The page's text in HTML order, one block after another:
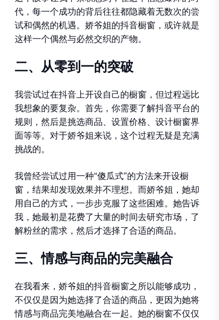
代，每一个成功的背后往往都隐藏着无数次的尝
试和偶然的机遇。娇爷姐的抖音橱窗，或许就是
这样一个偶然与必然交织的产物。
二、从零到一的突破
我尝试过在抖音上开设自己的橱窗，但过程远比
我想象的要复杂。首先，你需要了解抖音平台的
规则，然后是挑选商品、设置价格、设计橱窗界
面等等。对于娇爷姐来说，这个过程无疑是充满
挑战的。
我曾经尝试过用一种“傻瓜式”的方法来开设橱
窗，结果却发现效果并不理想。而娇爷姐，她却
用自己的方式，一步步克服了这些困难。她告诉
我，她最初是花费了大量的时间去研究市场，了
解粉丝的需求，然后才选择了合适的商品。
三、情感与商品的完美融合
在我看来，娇爷姐的抖音橱窗之所以能够成功，
不仅仅是因为她选择了合适的商品，更因为她将
情感与商品完美地融合在一起。她的橱窗不仅仅